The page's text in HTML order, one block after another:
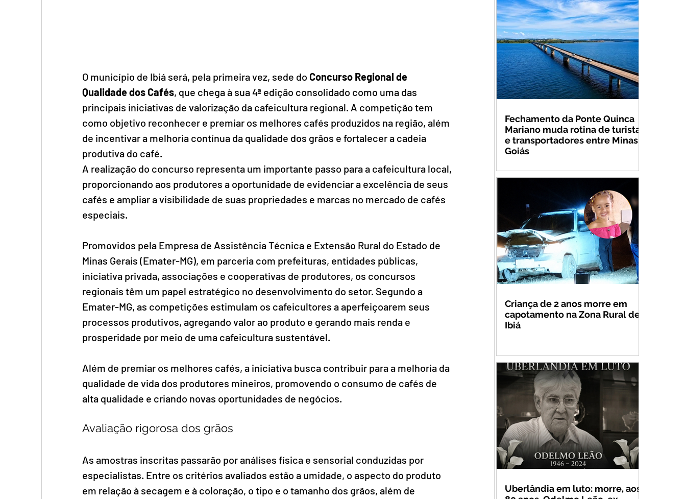
O município de Ibiá será, pela primeira vez, sede do Concurso Regional de
Qualidade dos Cafés, que chega à sua 4ª edição consolidado como uma das
principais iniciativas de valorização da cafeicultura regional. A competição tem
como objetivo reconhecer e premiar os melhores cafés produzidos na região, além
de incentivar a melhoria contínua da qualidade dos grãos e fortalecer a cadeia
produtiva do café.
A realização do concurso representa um importante passo para a cafeicultura local,
proporcionando aos produtores a oportunidade de evidenciar a excelência de seus
cafés e ampliar a visibilidade de suas propriedades e marcas no mercado de cafés
especiais.
Promovidos pela Empresa de Assistência Técnica e Extensão Rural do Estado de
Minas Gerais (Emater-MG), em parceria com prefeituras, entidades públicas,
iniciativa privada, associações e cooperativas de produtores, os concursos
regionais têm um papel estratégico no desenvolvimento do setor. Segundo a
Emater-MG, as competições estimulam os cafeicultores a aperfeiçoarem seus
processos produtivos, agregando valor ao produto e gerando mais renda e
prosperidade por meio de uma cafeicultura sustentável.
Além de premiar os melhores cafés, a iniciativa busca contribuir para a melhoria da
qualidade de vida dos produtores mineiros, promovendo o consumo de cafés de
alta qualidade e criando novas oportunidades de negócios.
Avaliação rigorosa dos grãos
As amostras inscritas passarão por análises física e sensorial conduzidas por
especialistas. Entre os critérios avaliados estão a umidade, o aspecto do produto
em relação à secagem e à coloração, o tipo e o tamanho dos grãos, além de
Fechamento da Ponte Quinca
Mariano muda rotina de turistas
e transportadores entre Minas e
Goiás
Criança de 2 anos morre em
capotamento na Zona Rural de
Ibiá
Uberlândia em luto: morre, aos